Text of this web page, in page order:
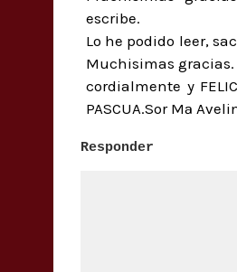
escribe.
Lo he podido leer,
Muchisimas
cordialmente y
PASCUA.Sor Mª
Responder